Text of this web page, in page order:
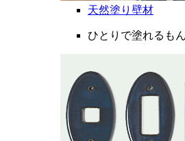
天然塗り壁材
ひとりで塗れるもん